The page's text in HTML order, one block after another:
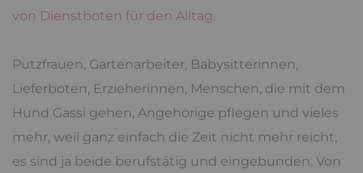
von Dienstboten für den Alltag.
Putzfrauen, Gartenarbeiter, Babysitterinnen,
Lieferboten, Erzieherinnen, Menschen, die mit dem
Hund Gassi gehen, Angehörige pflegen und vieles
mehr, weil ganz einfach die Zeit nicht mehr reicht,
es sind ja beide berufstätig und eingebunden. Von